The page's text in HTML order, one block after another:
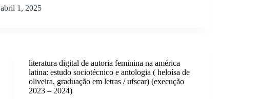
abril 1, 2025
literatura digital de autoria feminina na américa
latina: estudo sociotécnico e antologia ( heloísa de
oliveira, graduação em letras / ufscar) (execução
2023 – 2024)